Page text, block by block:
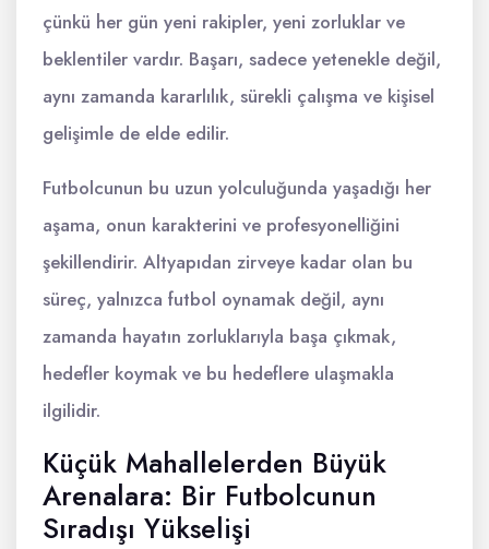
çünkü her gün yeni rakipler, yeni zorluklar ve
beklentiler vardır. Başarı, sadece yetenekle değil,
aynı zamanda kararlılık, sürekli çalışma ve kişisel
gelişimle de elde edilir.
Futbolcunun bu uzun yolculuğunda yaşadığı her
aşama, onun karakterini ve profesyonelliğini
şekillendirir. Altyapıdan zirveye kadar olan bu
süreç, yalnızca futbol oynamak değil, aynı
zamanda hayatın zorluklarıyla başa çıkmak,
hedefler koymak ve bu hedeflere ulaşmakla
ilgilidir.
Küçük Mahallelerden Büyük
Arenalara: Bir Futbolcunun
Sıradışı Yükselişi